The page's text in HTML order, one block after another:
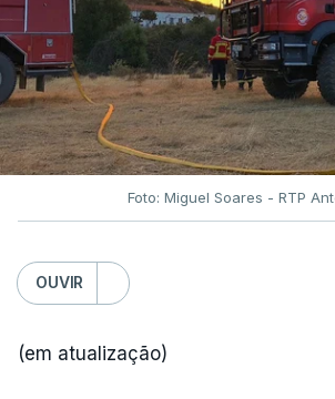
Foto: Miguel Soares - RTP
OUVIR
(em atualização)